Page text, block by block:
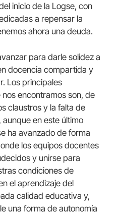
inicio de la Logse, con
a repensar la
ahora una deuda.
para darle solidez a
docencia compartida y
Los principales
encontramos son, de
claustros y la falta de
en este último
ha avanzado de forma
los equipos docentes
y unirse para
condiciones de
el aprendizaje del
calidad educativa y,
una forma de autonomía